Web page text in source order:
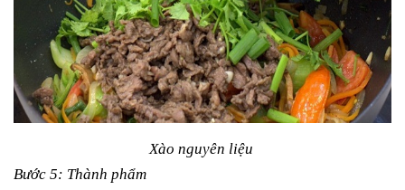
Xào nguyên liệu
Bước 5: Thành phẩm